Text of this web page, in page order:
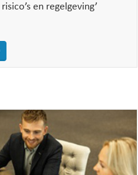
en regelgeving’